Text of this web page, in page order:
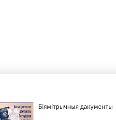
Біямітрычныя дакументы